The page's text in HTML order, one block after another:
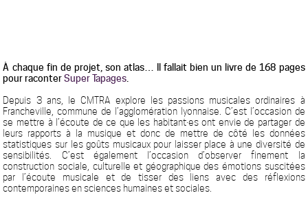
À chaque fin de projet, son atlas… Il fallait bien un livre de 168 pages
pour raconterSuper Tapages
Depuis 3 ans, le CMTRA explore les passions musicales ordinaires à
Francheville, commune de l’agglomération lyonnaise. C’est l’occasion de
se mettre à l’écoute de ce que les habitant·es ont envie de partager de
leurs rapports à la musique et donc de mettre de côté les données
statistiques sur les goûts musicaux pour laisser place à une diversité de
sensibilités. C’est également l’occasion d’observer finement la
construction sociale, culturelle et géographique des émotions suscitées
par l’écoute musicale et de tisser des liens avec des réflexions
contemporaines en sciences humaines et sociales.